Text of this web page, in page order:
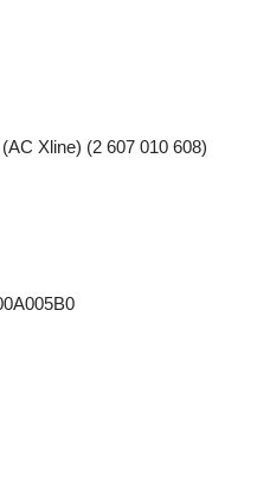
Xline) (2 607 010 608)